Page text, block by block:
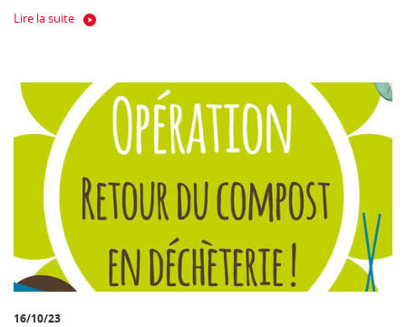
Lire la suite
16/10/23